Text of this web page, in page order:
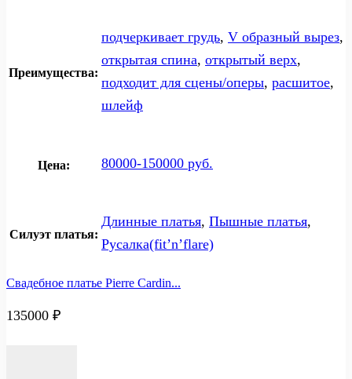
Преимущества:
подчеркивает грудь, V образный вырез,
открытая спина, открытый верх,
подходит для сцены/оперы, расшитое,
шлейф
Цена: 80000-150000 руб.
Силуэт платья:
Длинные платья, Пышные платья,
Русалка(fit’n’flare)
Свадебное платье Pierre Cardin...
135000 ₽